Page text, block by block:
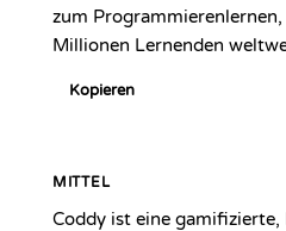
zum
Millionen Lernenden
Kopieren
MITTEL
Coddy ist eine